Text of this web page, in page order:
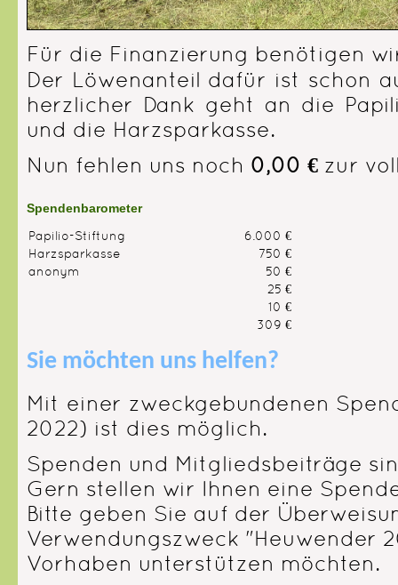
Für die Finanzierung benötigen
Der Löwenanteil dafür ist schon
herzlicher Dank geht an die
und die Harzsparkasse.
Nun fehlen uns noch 0,00 € zur
Spendenbarometer
Papilio-Stiftung
6.000 €
Harzsparkasse
750 €
anonym
50 €
25 €
10 €
309 €
Sie möchten uns helfen?
Mit einer zweckgebundenen
2022) ist dies möglich.
Spenden und Mitgliedsbeiträge
Gern stellen wir Ihnen eine
Bitte geben Sie auf der
Verwendungszweck "Heuwender
Vorhaben unterstützen möchten.